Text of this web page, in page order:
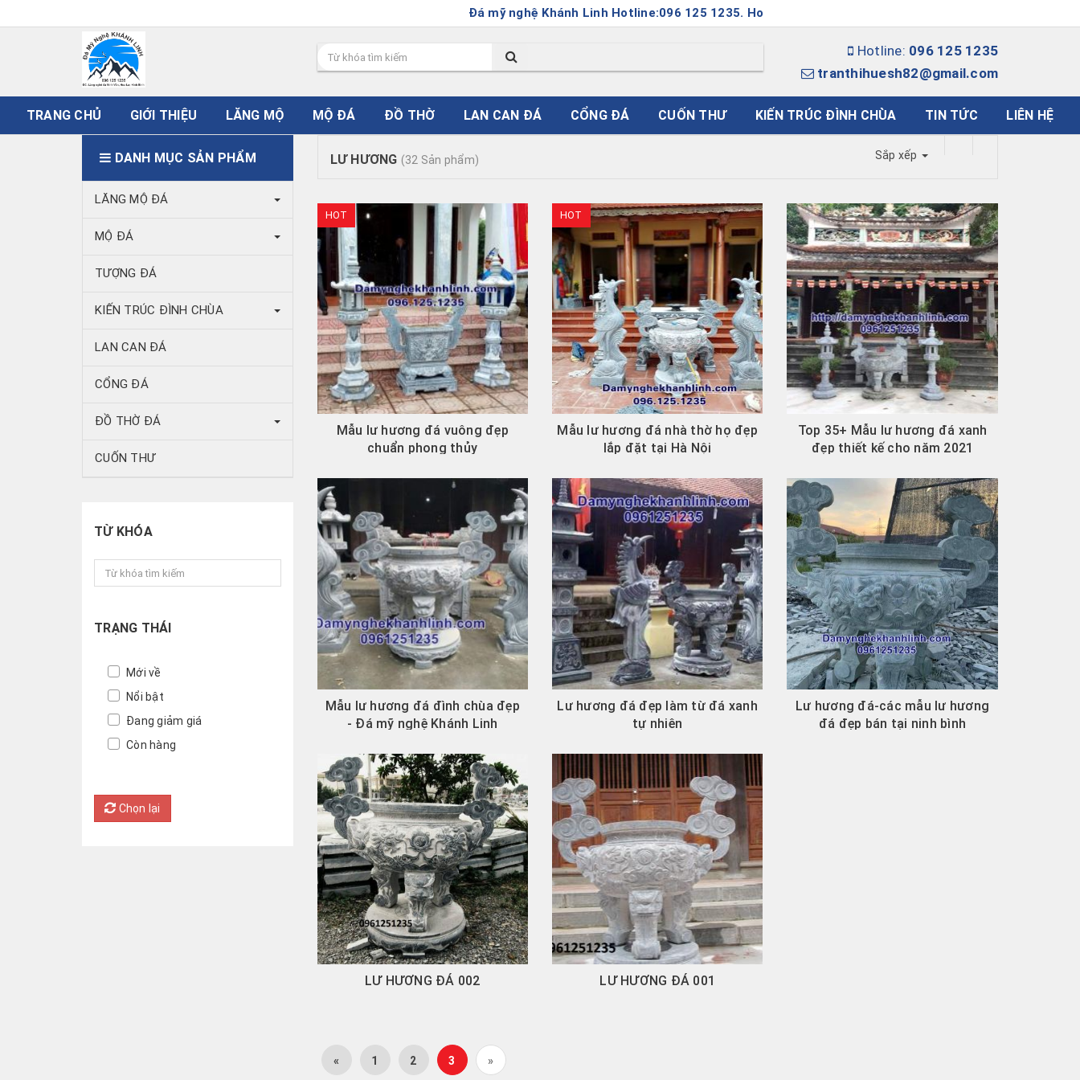
Đá mỹ nghệ Khánh Linh Hotline:096 125 1235. Hoặc Email: tranthihuesh82@gmail.com
Hotline: 096 125 1235
tranthihuesh82@gmail.com
TRANG CHỦ GIỚI THIỆU LĂNG MỘ MỘ ĐÁ ĐỒ THỜ LAN CAN ĐÁ CỔNG ĐÁ CUỐN THƯ KIẾN TRÚC ĐÌNH CHÙA TIN TỨC LIÊN HỆ
DANH MỤC SẢN PHẨM
LĂNG MỘ ĐÁ
MỘ ĐÁ
TƯỢNG ĐÁ
KIẾN TRÚC ĐÌNH CHÙA
LAN CAN ĐÁ
CỔNG ĐÁ
ĐỒ THỜ ĐÁ
CUỐN THƯ
TỪ KHÓA
TRẠNG THÁI
Mới về
Nổi bật
Đang giảm giá
Còn hàng
Chọn lại
LƯ HƯƠNG (32 Sản phẩm) Sắp xếp
HOT
Mẫu lư hương đá vuông đẹp
chuẩn phong thủy
HOT
Mẫu lư hương đá nhà thờ họ đẹp
lắp đặt tại Hà Nội
Top 35+ Mẫu lư hương đá xanh
đẹp thiết kế cho năm 2021
Mẫu lư hương đá đình chùa đẹp
- Đá mỹ nghệ Khánh Linh
Lư hương đá đẹp làm từ đá xanh
tự nhiên
Lư hương đá-các mẫu lư hương
đá đẹp bán tại ninh bình
LƯ HƯƠNG ĐÁ 002 LƯ HƯƠNG ĐÁ 001
« 1 2 3 »